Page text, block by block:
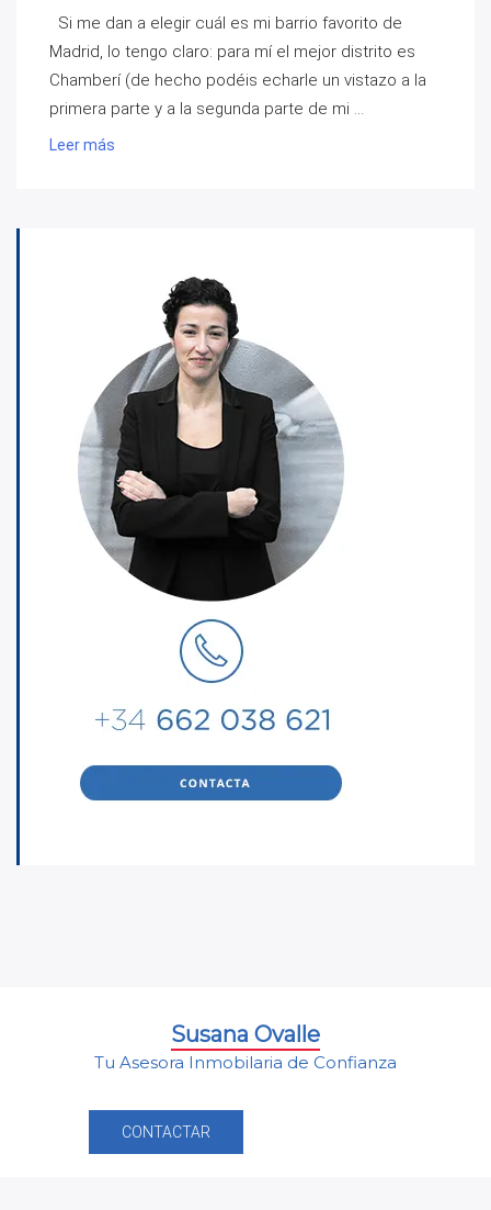
Si me dan a elegir cuál es mi barrio favorito de
Madrid, lo tengo claro: para mí el mejor distrito es
Chamberí (de hecho podéis echarle un vistazo a la
primera parte y a la segunda parte de mi ...
Leer más
Susana Ovalle
Tu Asesora Inmobilaria de Confianza
CONTACTAR